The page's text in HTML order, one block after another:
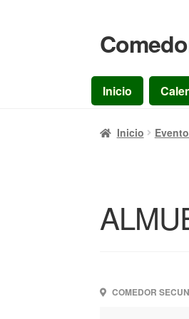
Ir
a
la
navegación
Ir
al
contenido
Inicio
Inicio
COMEDOR